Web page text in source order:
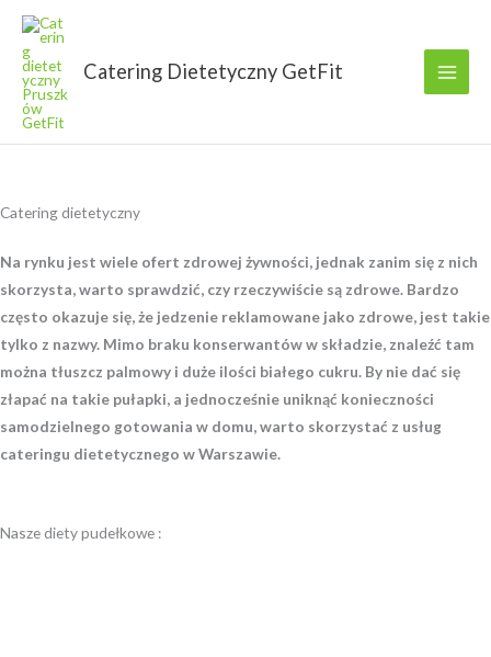
Przejdź
treści
Catering Dietetyczny GetFit
Catering dietetyczny
Na rynku jest wiele ofert zdrowej żywności, jednak zanim się z nich
skorzysta, warto sprawdzić, czy rzeczywiście są zdrowe. Bardzo
często okazuje się, że jedzenie reklamowane jako zdrowe, jest takie
tylko z nazwy. Mimo braku konserwantów w składzie, znaleźć tam
można tłuszcz palmowy i duże ilości białego cukru. By nie dać się
złapać na takie pułapki, a jednocześnie uniknąć konieczności
samodzielnego gotowania w domu, warto skorzystać z usług
cateringu dietetycznego w Warszawie.
Nasze diety pudełkowe :